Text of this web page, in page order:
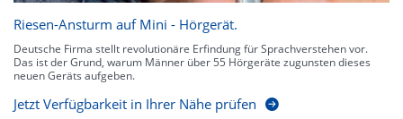
Riesen-Ansturm auf Mini - Hörgerät.
Deutsche Firma stellt revolutionäre Erfindung für Sprachverstehen vor.
Das ist der Grund, warum Männer über 55 Hörgeräte zugunsten dieses
neuen Geräts aufgeben.
Jetzt Verfügbarkeit in Ihrer Nähe prüfen